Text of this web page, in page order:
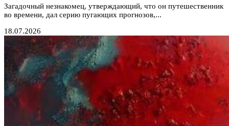
Загадочный незнакомец, утверждающий, что он путешественник
во времени, дал серию пугающих прогнозов,...
18.07.2026